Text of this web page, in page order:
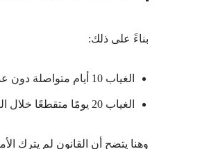
بناءً على ذلك:
الغياب 10 أيام متواصلة دون عذر → يحق لصاحب العمل الفصل.
الغياب 20 يومًا متقطعًا خلال السنة دون عذر → يحق الفصل.
وهنا يتضح أن القانون لم يترك